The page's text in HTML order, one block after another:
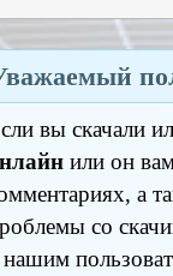
вы скачали
или он
а
со
нашим